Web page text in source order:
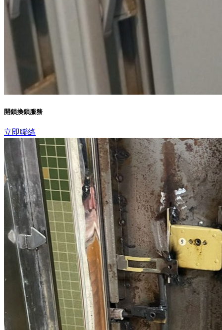
開鎖換鎖服務
立即聯絡